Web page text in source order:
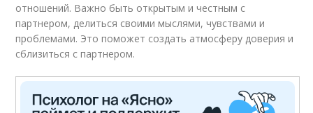
отношений. Важно быть открытым и честным с
партнером, делиться своими мыслями, чувствами и
проблемами. Это поможет создать атмосферу доверия и
сблизиться с партнером.